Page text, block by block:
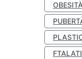
FTALATI